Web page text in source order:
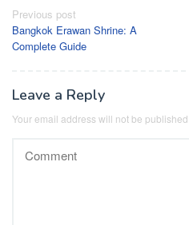
Post
navigation
Previous post
Bangkok Erawan Shrine: A
Complete Guide
Leave a Reply
Your email address will not be published.